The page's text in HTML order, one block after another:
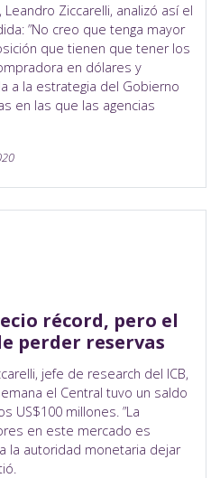
Ziccarelli, analizó así el
”No creo que tenga mayor
que tienen que tener los
en dólares y
a la estrategia del Gobierno
en las que las agencias
récord, pero el
perder reservas
jefe de research del ICB,
el Central tuvo un saldo
US$100 millones. ”La
en este mercado es
la autoridad monetaria dejar